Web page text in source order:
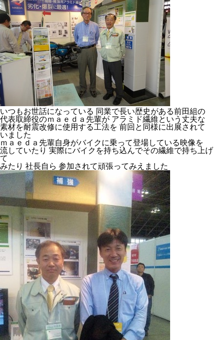
いつもお世話になっている 同業で長い歴史がある前田組の
代表取締役のｍａｅｄａ先輩が アラミド繊維という丈夫な
素材を耐震改修に使用する工法を 前回と同様に出展されて
いました
ｍａｅｄａ先輩自身がバイクに乗って登場している映像を
流していたり 実際にバイクを持ち込んでその繊維で持ち上げ
て
みたり 社長自ら 参加されて頑張ってみえました